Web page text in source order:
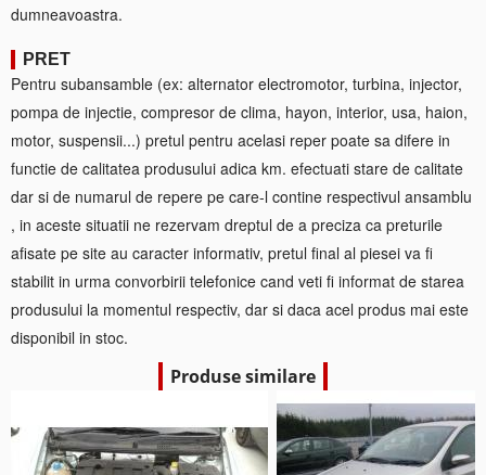
dumneavoastra.
PRET
Pentru subansamble (ex: alternator electromotor, turbina, injector,
pompa de injectie, compresor de clima, hayon, interior, usa, haion,
motor, suspensii...) pretul pentru acelasi reper poate sa difere in
functie de calitatea produsului adica km. efectuati stare de calitate
dar si de numarul de repere pe care-l contine respectivul ansamblu
, in aceste situatii ne rezervam dreptul de a preciza ca preturile
afisate pe site au caracter informativ, pretul final al piesei va fi
stabilit in urma convorbirii telefonice cand veti fi informat de starea
produsului la momentul respectiv, dar si daca acel produs mai este
disponibil in stoc.
Produse similare